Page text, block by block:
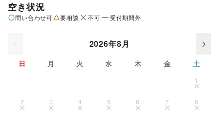
空き状況
問い合わせ可 要相談 不可 受付期間外
2026年8月
日 月 火 水 木 金 土
1
2 3 4 5 6 7 8